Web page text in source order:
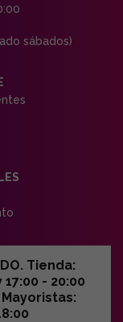
sábados)
Tienda:
- 20:00
Mayoristas: